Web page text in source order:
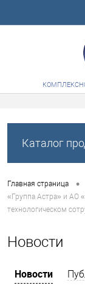
Каталог
Главная страница •
«Группа Астра» и АО
технологическом
Новости
Новости